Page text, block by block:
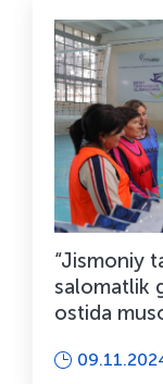
“Jismoniy
salomatlik
ostida